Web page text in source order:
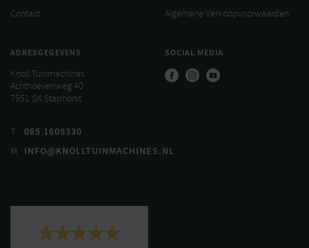
Contact
Algemene Verkoopvoorwaarden
ADRESGEGEVENS
Knoll Tuinmachines
Achthoevenweg 40
7951 SK Staphorst
T
085 1609330
M
INFO@KNOLLTUINMACHINES.NL
SOCIAL MEDIA